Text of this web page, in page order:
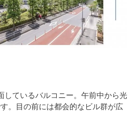
しているバルコニー。午前中から光
。目の前には都会的なビル群が広